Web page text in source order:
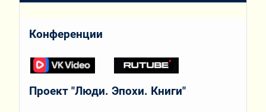
Конференции
Проект "Люди. Эпохи. Книги"